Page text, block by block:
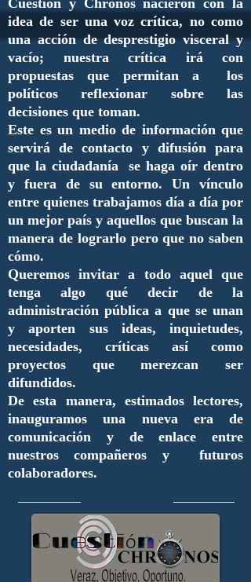
idea de ser una voz crítica, no como
una acción de desprestigio visceral y
vacío; nuestra crítica irá con
propuestas que permitan a los
políticos reflexionar sobre las
decisiones que toman.
Este es un medio de información que
servirá de contacto y difusión para
que la ciudadanía se haga oír dentro
y fuera de su entorno. Un vínculo
entre quienes trabajamos día a día por
un mejor país y aquellos que buscan la
manera de lograrlo pero que no saben
cómo.
Queremos invitar a todo aquel que
tenga algo qué decir de la
administración pública a que se unan
y aporten sus ideas, inquietudes,
necesidades, críticas así como
proyectos que merezcan ser
difundidos.
De esta manera, estimados lectores,
inauguramos una nueva era de
comunicación y de enlace entre
nuestros compañeros y futuros
colaboradores.